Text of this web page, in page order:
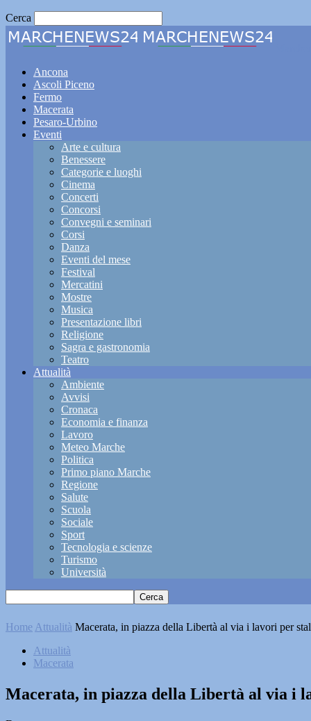
Cerca
Ancona
Ascoli Piceno
Fermo
Macerata
Pesaro-Urbino
Eventi
Arte e cultura
Benessere
Categorie e luoghi
Cinema
Concerti
Concorsi
Convegni e seminari
Corsi
Danza
Eventi del mese
Festival
Mercatini
Mostre
Musica
Presentazione libri
Religione
Sagra e gastronomia
Teatro
Attualità
Ambiente
Avvisi
Cronaca
Economia e finanza
Lavoro
Meteo Marche
Politica
Primo piano Marche
Regione
Salute
Scuola
Sociale
Sport
Tecnologia e scienze
Turismo
Università
Home Attualità Macerata, in piazza della Libertà al via i lavori per
Attualità
Macerata
Macerata, in piazza della Libertà al via i